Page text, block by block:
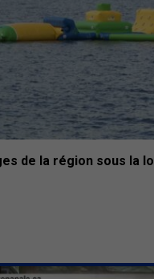
de la région sous la